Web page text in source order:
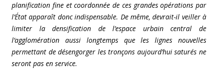
planification fine et coordonnée de ces grandes opérations par
l’État apparaît donc indispensable. De même, devrait-il veiller à
limiter la densification de l’espace urbain central de
l’agglomération aussi longtemps que les lignes nouvelles
permettant de désengorger les tronçons aujourd’hui saturés ne
seront pas en service.